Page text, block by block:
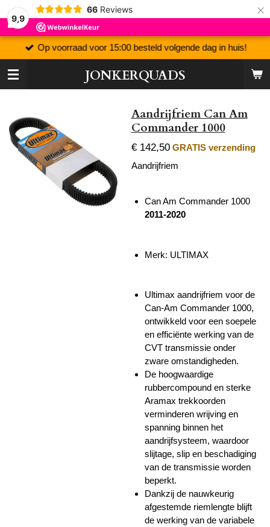
9,9
66 Reviews ×
JONKERQUADS
Op voorraad voor 15:00 besteld volgende dag in huis!
Aandrijfriem Can Am
Commander 1000
€ 142,50 GRATIS verzending
Aandrijfriem
Can Am Commander 1000
2011-2020
Merk: ULTIMAX
Ultimax aandrijfriem voor de
Can-Am Commander 1000,
ontwikkeld voor een soepele
en efficiënte werking van de
CVT transmissie onder
zware omstandigheden.
De hoogwaardige
rubbercompound en sterke
Aramax trekkoorden
verminderen wrijving en
spanning binnen het
aandrijfsysteem, waardoor
slijtage, slip en beschadiging
van de transmissie worden
beperkt.
Dankzij de nauwkeurig
afgestemde riemlengte blijft
de werking van de variabele